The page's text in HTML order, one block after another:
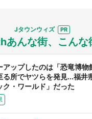
Jタウンウィズ
あんな街、こんな
アップしたのは「恐竜博物
所でヤツらを発見...福井
ク・ワールド」だった